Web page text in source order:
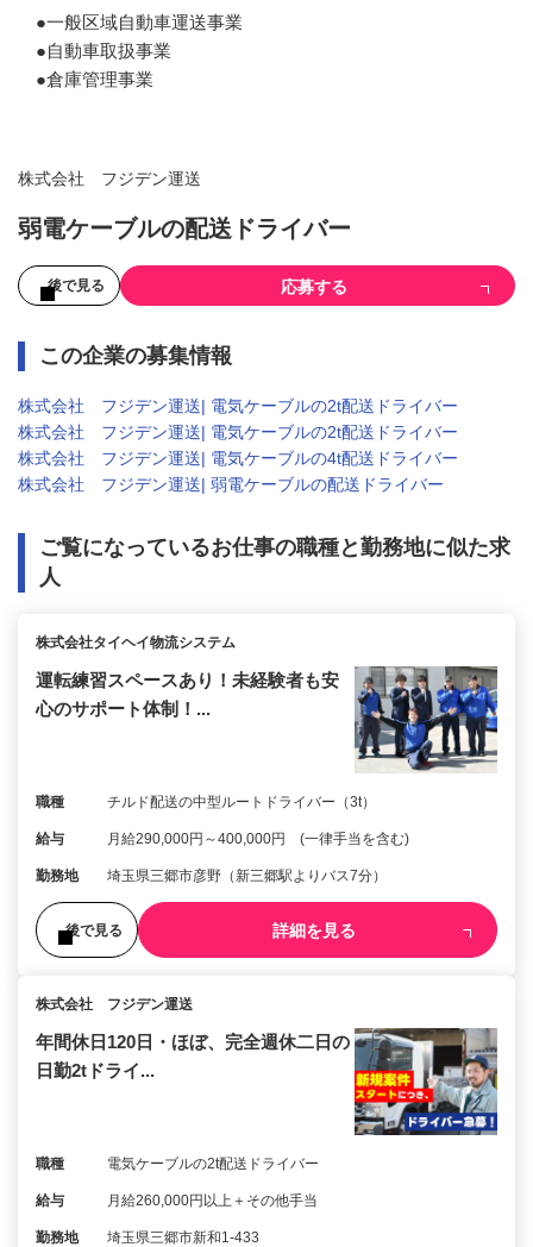
●一般区域自動車運送事業
●自動車取扱事業
●倉庫管理事業
株式会社 フジデン運送
弱電ケーブルの配送ドライバー
後で見る 応募する
この企業の募集情報
株式会社 フジデン運送| 電気ケーブルの2t配送ドライバー
株式会社 フジデン運送| 電気ケーブルの2t配送ドライバー
株式会社 フジデン運送| 電気ケーブルの4t配送ドライバー
株式会社 フジデン運送| 弱電ケーブルの配送ドライバー
ご覧になっているお仕事の職種と勤務地に似た求
人
株式会社タイヘイ物流システム
運転練習スペースあり！未経験者も安
心のサポート体制！...
職種 チルド配送の中型ルートドライバー（3t）
給与 月給290,000円～400,000円 (一律手当を含む)
勤務地 埼玉県三郷市彦野（新三郷駅よりバス7分）
後で見る 詳細を見る
株式会社 フジデン運送
年間休日120日・ほぼ、完全週休二日の
日勤2tドライ...
職種 電気ケーブルの2t配送ドライバー
給与 月給260,000円以上＋その他手当
勤務地 埼玉県三郷市新和1‐433